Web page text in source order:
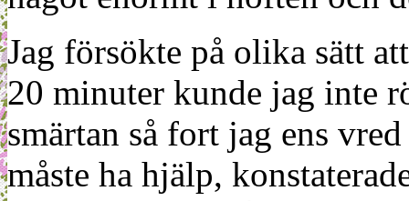
Jag försökte på olika sätt
20 minuter kunde jag inte
smärtan så fort jag ens
måste ha hjälp,